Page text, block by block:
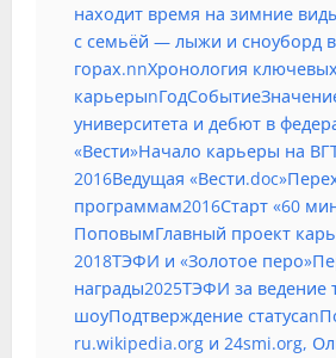
находит время на зимние
с семьёй — лыжи и сноуборд в
горах.nnХронология
университета и дебют в
«Вести»Начало карьеры на
2016Ведущая
программам2016Старт «60
ПоповымГлавный проект
2018ТЭФИ и «Золотое
награды2025ТЭФИ за ведение
шоуПодтверждение
ru.wikipedia.org и 24smi.org,